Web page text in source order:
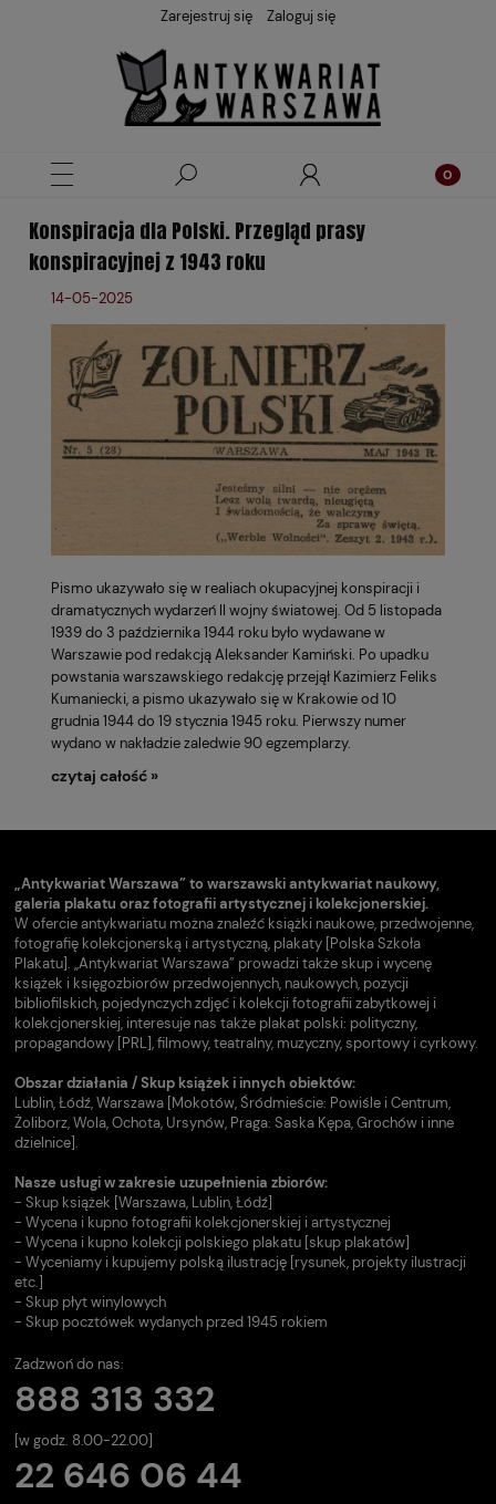
Zarejestruj się Zaloguj się
Konspiracja dla Polski. Przegląd prasy
konspiracyjnej z 1943 roku
14-05-2025
Pismo ukazywało się w realiach okupacyjnej konspiracji i
dramatycznych wydarzeń II wojny światowej. Od 5 listopada
1939 do 3 października 1944 roku było wydawane w
Warszawie pod redakcjąAleksander Kamiński. Po upadku
powstania warszawskiego redakcję przejął Kazimierz Feliks
Kumaniecki, a pismo ukazywało się w Krakowie od 10
grudnia 1944 do 19 stycznia 1945 roku. Pierwszy numer
wydano w nakładzie zaledwie 90 egzemplarzy.
czytaj całość »
„Antykwariat Warszawa” to warszawski antykwariat naukowy,
galeria plakatu oraz fotografii artystycznej i kolekcjonerskiej.
W ofercie antykwariatu można znaleźć książki naukowe, przedwojenne,
fotografię kolekcjonerską i artystyczną, plakaty [Polska Szkoła
Plakatu]. „Antykwariat Warszawa” prowadzi także skup i wycenę
książek i księgozbiorów przedwojennych, naukowych, pozycji
bibliofilskich, pojedynczych zdjęć i kolekcji fotografii zabytkowej i
kolekcjonerskiej, interesuje nas także plakat polski: polityczny,
propagandowy [PRL], filmowy, teatralny, muzyczny, sportowy i cyrkowy.
Obszar działania / Skup książek i innych obiektów:
Lublin, Łódź, Warszawa [Mokotów, Śródmieście: Powiśle i Centrum,
Żoliborz, Wola, Ochota, Ursynów, Praga: Saska Kępa, Grochów i inne
dzielnice].
Nasze usługi w zakresie uzupełnienia zbiorów:
- Skup książek [Warszawa, Lublin, Łódź]
- Wycena i kupno fotografii kolekcjonerskiej i artystycznej
- Wycena i kupno kolekcji polskiego plakatu [skup plakatów]
- Wyceniamy i kupujemy polską ilustrację [rysunek, projekty ilustracji
etc.]
- Skup płyt winylowych
- Skup pocztówek wydanych przed 1945 rokiem
Zadzwoń do nas:
888 313 332
[w godz. 8.00-22.00]
22 646 06 44